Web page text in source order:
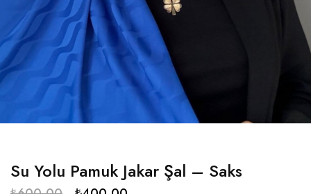
Su Yolu Pamuk Jakar Şal – Saks